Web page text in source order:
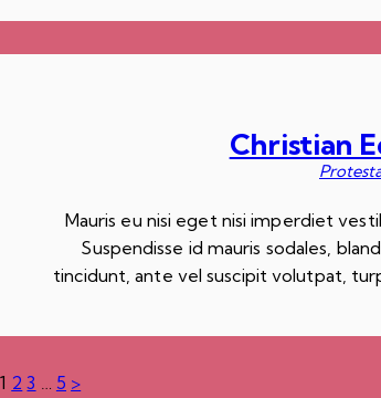
Christian
Mauris eu nisi eget nisi imperdiet
Suspendisse id mauris sodales,
tincidunt, ante vel suscipit volutpat,
Page
1 Page
2 Page
3 Page
5 >